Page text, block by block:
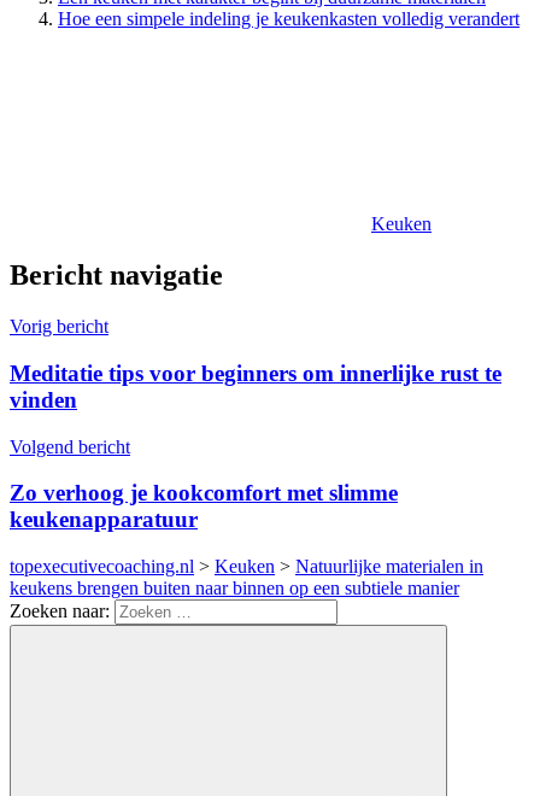
Hoe een simpele indeling je keukenkasten volledig verandert
Keuken
Bericht navigatie
Vorig bericht
Meditatie tips voor beginners om innerlijke rust te
vinden
Volgend bericht
Zo verhoog je kookcomfort met slimme
keukenapparatuur
topexecutivecoaching.nl > Keuken > Natuurlijke materialen in
keukens brengen buiten naar binnen op een subtiele manier
Zoeken naar: